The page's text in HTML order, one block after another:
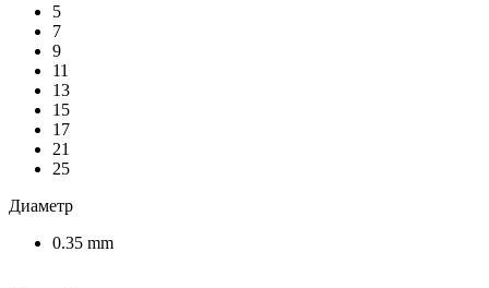
5
7
9
11
13
15
17
21
25
Диаметр
0.35 mm